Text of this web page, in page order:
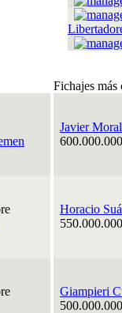
Fichajes más
Javier
Horacio
Giampieri